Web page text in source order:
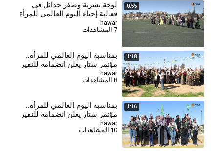
0:55
لوحة بشرية وضفر جدائل في
فعالية إحياء اليوم العالمي للمرأة
في الحسكة
hawar
7 المشاهدات
1:18
بمناسبة اليوم العالمي للمرأة..
مؤتمر ستار يعلن انضمامه للنفير
العام - الحسكة
hawar
8 المشاهدات
1:16
⁣بمناسبة اليوم العالمي للمرأة..
مؤتمر ستار يعلن انضمامه للنفير
العام - تل تمر
hawar
10 المشاهدات